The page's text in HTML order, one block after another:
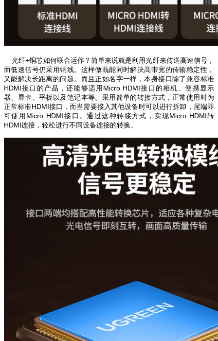
光纤+铜芯如何联合运作？简单来说就是利用光纤来传送高速信号，
而低速信号仍采用铜线。这样做既能同时解决高带宽的传输稳定性，
又能解决长距离的问题。 而且正如名字一样，本身接口除了兼容标准
HDMI接口的产品，还能够适用Micro HDMI接口的相机、便携显示
器、显卡、平板以及笔记本等。采用简单的转接方式，正常使用时为
正常标准HDMI接口，而当需要接入其他设备时可以进行拆卸，尾端即
可使用Micro HDMI接口。通过这种转接方式，实现Micro HDMI转
HDMI连接，轻松进行不同设备连接的转换。